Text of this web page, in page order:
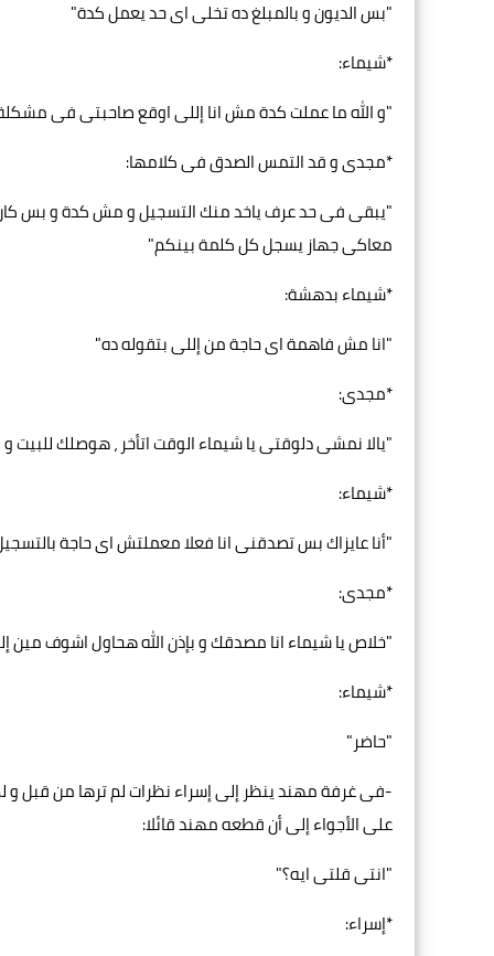
"بس الديون و بالمبلغ ده تخلى اى حد يعمل كدة"
*شيماء:
"و الله ما عملت كدة مش انا إللى اوقع صاحبتى فى
*مجدى و قد التمس الصدق فى كلامها:
"يبقى فى حد عرف ياخد منك التسجيل و مش كدة و بس كان
معاكى جهاز يسجل كل كلمة بينكم"
*شيماء بدهشة:
"انا مش فاهمة اى حاجة من إللى بتقوله ده"
*مجدى:
"يالا نمشى دلوقتى يا شيماء الوقت اتأخر ، هوصلك للبيت
*شيماء:
"أنا عايزاك بس تصدقنى انا فعلا معملتش اى حاجة
*مجدى:
"خلاص يا شيماء انا مصدقك و بإذن الله هحاول اشوف
*شيماء:
"حاضر"
-فى غرفة مهند ينظر إلى إسراء نظرات لم ترها من قبل
على الأجواء إلى أن قطعه مهند قائلا:
"انتى قلتى ايه؟"
*إسراء: